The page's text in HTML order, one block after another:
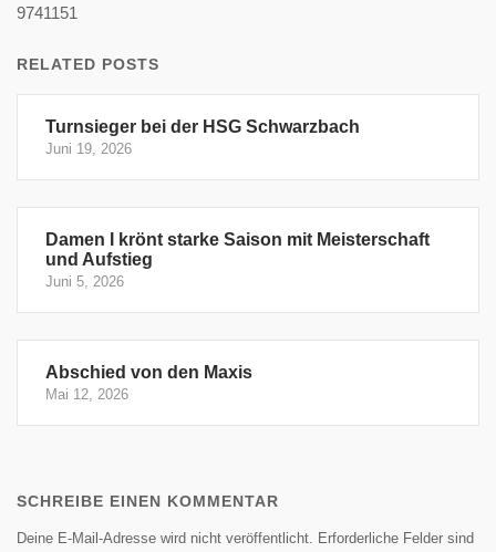
9741151
RELATED POSTS
Turnsieger bei der HSG Schwarzbach
Juni 19, 2026
Damen I krönt starke Saison mit Meisterschaft
und Aufstieg
Juni 5, 2026
Abschied von den Maxis
Mai 12, 2026
SCHREIBE EINEN KOMMENTAR
Deine E-Mail-Adresse wird nicht veröffentlicht. Erforderliche Felder sind